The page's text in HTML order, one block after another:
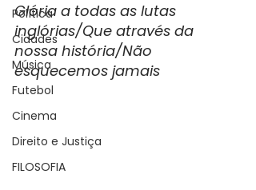
Política
Cidades
Música
Futebol
Cinema
Direito e Justiça
FILOSOFIA
Glória a todas as lutas
inglórias/Que através da
nossa história/Não
esquecemos jamais